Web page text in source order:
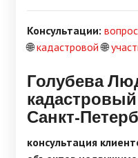
Консультации:
🌐кадастровой🌐
Голубева
Санкт-
консультация